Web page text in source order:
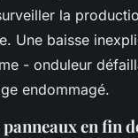
la
Une baisse
- onduleur
endommagé.
en fin